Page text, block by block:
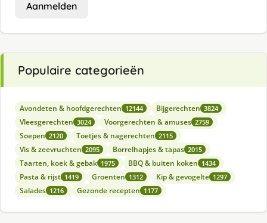
Aanmelden
Populaire categorieën
Avondeten & hoofdgerechten 12144 Bijgerechten 3824
Vleesgerechten 3024 Voorgerechten & amuses 2759
Soepen 2120 Toetjes & nagerechten 2115
Vis & zeevruchten 2095 Borrelhapjes & tapas 2015
Taarten, koek & gebak 1975 BBQ & buiten koken 1434
Pasta & rijst 1419 Groenten 1312 Kip & gevogelte 1297
Salades 1216 Gezonde recepten 1177